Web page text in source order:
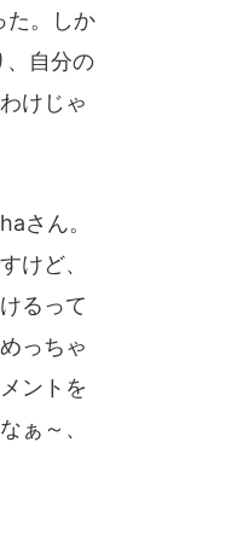
た。しか
、自分の
けじゃ
さん。
けど、
るって
っちゃ
ントを
ぁ～、